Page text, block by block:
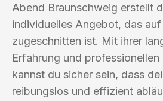
Abend Braunschweig erstellt
individuelles Angebot, das
zugeschnitten ist. Mit ihrer
Erfahrung und
kannst du sicher sein, dass
reibungslos und effizient